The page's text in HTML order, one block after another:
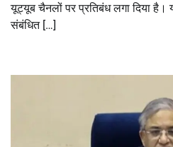
यूट्यूब चैनलों पर प्रतिबंध लगा दिया
संबंधित […]